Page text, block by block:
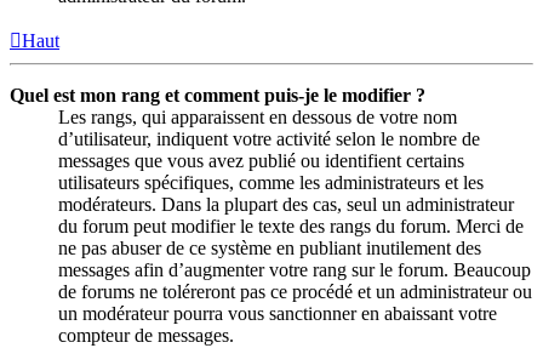
Haut
Quel est mon rang et comment puis-je le modifier ?
Les rangs, qui apparaissent en dessous de votre nom
d’utilisateur, indiquent votre activité selon le nombre de
messages que vous avez publié ou identifient certains
utilisateurs spécifiques, comme les administrateurs et les
modérateurs. Dans la plupart des cas, seul un administrateur
du forum peut modifier le texte des rangs du forum. Merci de
ne pas abuser de ce système en publiant inutilement des
messages afin d’augmenter votre rang sur le forum. Beaucoup
de forums ne toléreront pas ce procédé et un administrateur ou
un modérateur pourra vous sanctionner en abaissant votre
compteur de messages.